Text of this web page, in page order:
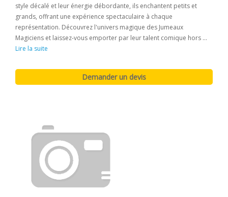
style décalé et leur énergie débordante, ils enchantent petits et
grands, offrant une expérience spectaculaire à chaque
représentation. Découvrez l'univers magique des Jumeaux
Magiciens et laissez-vous emporter par leur talent comique hors ...
Lire la suite